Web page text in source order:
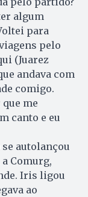
algum
para
pelo
(Juarez
andava com
comigo.
me
canto e eu
autolançou
Comurg,
Iris ligou
ao